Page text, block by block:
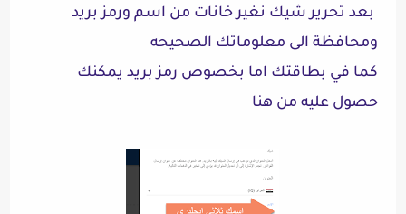
بعد تحرير شيك نغير خانات من اسم ورمز بريد
ومحافظة الى معلوماتك الصحيحه
كما في بطاقتك اما بخصوص رمز بريد يمكنك
حصول عليه من هنا